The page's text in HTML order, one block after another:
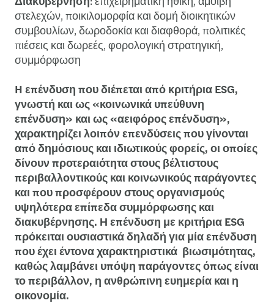
στελεχών, ποικιλομορφία και δομή διοικητικών
συμβουλίων, δωροδοκία και διαφθορά, πολιτικές
πιέσεις και δωρεές, φορολογική στρατηγική,
συμμόρφωση
H επένδυση που διέπεται από κριτήρια ESG,
γνωστή και ως «κοινωνικά υπεύθυνη
επένδυση» και ως «αειφόρος επένδυση»,
χαρακτηρίζει λοιπόν επενδύσεις που γίνονται
από δημόσιους και ιδιωτικούς φορείς, οι οποίες
δίνουν προτεραιότητα στους βέλτιστους
περιβαλλοντικούς και κοινωνικούς παράγοντες
και που προσφέρουν στους οργανισμούς
υψηλότερα επίπεδα συμμόρφωσης και
διακυβέρνησης. Η επένδυση με κριτήρια ESG
πρόκειται ουσιαστικά δηλαδή για μία επένδυση
που έχει έντονα χαρακτηριστικά βιωσιμότητας,
καθώς λαμβάνει υπόψη παράγοντες όπως είναι
το περιβάλλον, η ανθρώπινη ευημερία και η
οικονομία.